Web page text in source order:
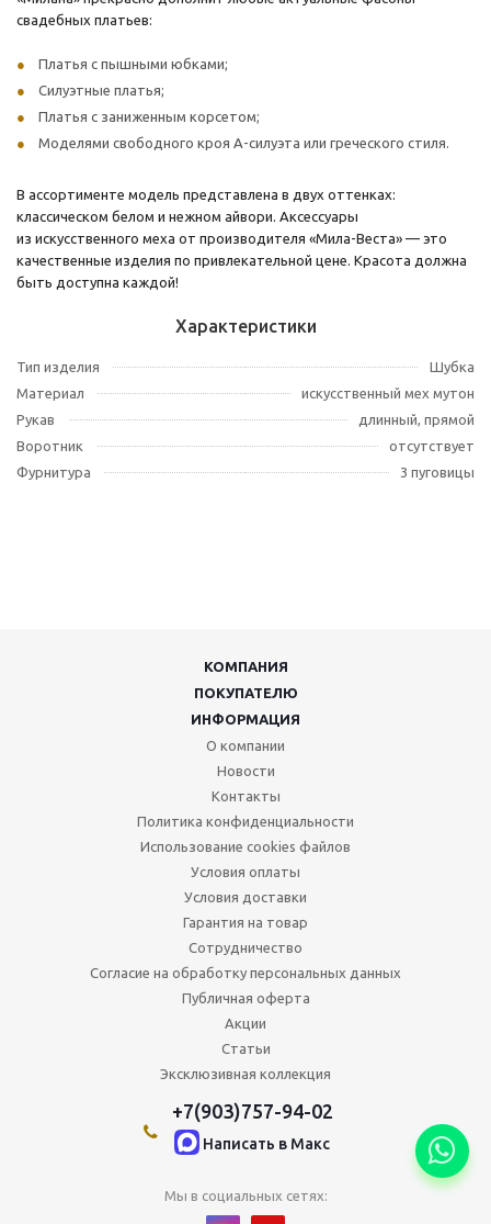
свадебных платьев:
Платья с пышными юбками;
Силуэтные платья;
Платья с заниженным корсетом;
Моделями свободного кроя А-силуэта или греческого стиля.
В ассортименте модель представлена в двух оттенках:
классическом белом и нежном айвори. Аксессуары
из искусственного меха от производителя «Мила-Веста» — это
качественные изделия по привлекательной цене. Красота должна
быть доступна каждой!
Характеристики
Тип изделия
Шубка
Материал
искусственный мех мутон
Рукав
длинный, прямой
Воротник
отсутствует
Фурнитура
3 пуговицы
КОМПАНИЯ
ПОКУПАТЕЛЮ
ИНФОРМАЦИЯ
О компании
Новости
Контакты
Политика конфиденциальности
Использование cookies файлов
Условия оплаты
Условия доставки
Гарантия на товар
Сотрудничество
Согласие на обработку персональных данных
Публичная оферта
Акции
Статьи
Эксклюзивная коллекция
+7(903)757-94-02
Написать в Maкс
Мы в социальных сетях: